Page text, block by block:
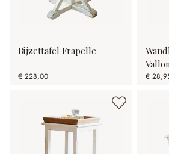
Bijzettafel Frapelle
€ 228,00 €